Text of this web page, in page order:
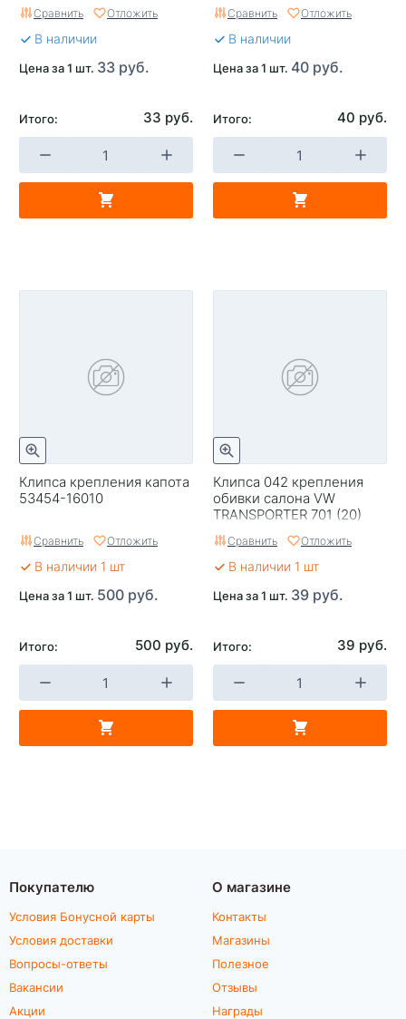
Сравнить Отложить
В наличии
Цена за 1 шт. 33 руб.
Итого: 33 руб.
Сравнить Отложить
В наличии
Цена за 1 шт. 40 руб.
Итого: 40 руб.
Клипса крепления капота
53454-16010
Сравнить Отложить
В наличии 1 шт
Цена за 1 шт. 500 руб.
Итого: 500 руб.
Клипса 042 крепления
обивки салона VW
TRANSPORTER 701 (20)
Сравнить Отложить
В наличии 1 шт
Цена за 1 шт. 39 руб.
Итого: 39 руб.
Покупателю
Условия Бонусной карты
Условия доставки
Вопросы-ответы
Вакансии
Акции
О магазине
Контакты
Магазины
Полезное
Отзывы
Награды